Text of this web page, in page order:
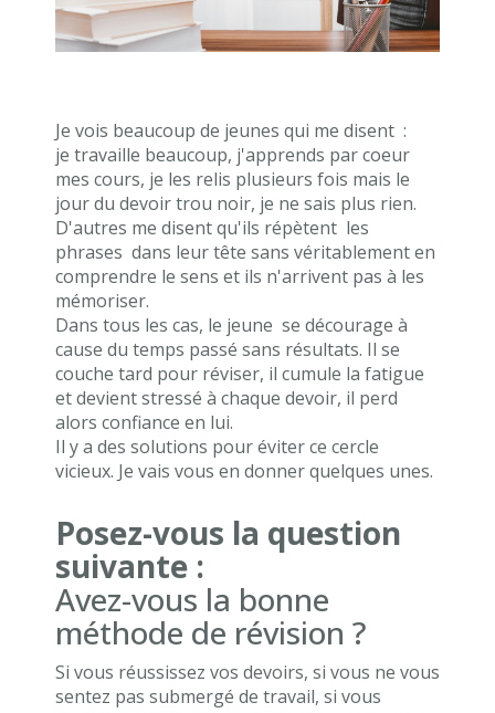
Je vois beaucoup de jeunes qui me disent :
je travaille beaucoup, j'apprends par coeur
mes cours, je les relis plusieurs fois mais le
jour du devoir trou noir, je ne sais plus rien.
D'autres me disent qu'ils répètent les
phrases dans leur tête sans véritablement en
comprendre le sens et ils n'arrivent pas à les
mémoriser.
Dans tous les cas, le jeune se décourage à
cause du temps passé sans résultats. Il se
couche tard pour réviser, il cumule la fatigue
et devient stressé à chaque devoir, il perd
alors confiance en lui.
Il y a des solutions pour éviter ce cercle
vicieux. Je vais vous en donner quelques unes.
Posez-vous la question
suivante :
Avez-vous la bonne
méthode de révision ?
Si vous réussissez vos devoirs, si vous ne vous
sentez pas submergé de travail, si vous